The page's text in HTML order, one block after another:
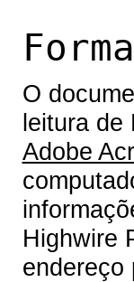
O
leitura de
Adobe
Highwire
endereço